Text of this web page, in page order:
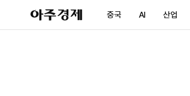
아
주
제
중국 AI 산업